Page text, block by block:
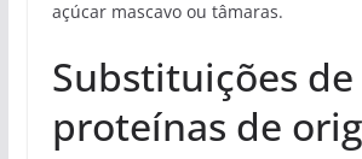
açúcar mascavo ou tâmaras.
Substituições de
proteínas de